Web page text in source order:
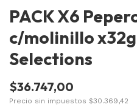
PACK X6
c/molinillo
Selections
$36.747,00
Precio sin impuestos $30.369,42